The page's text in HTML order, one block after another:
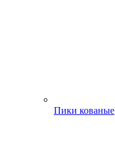
Пики кованые